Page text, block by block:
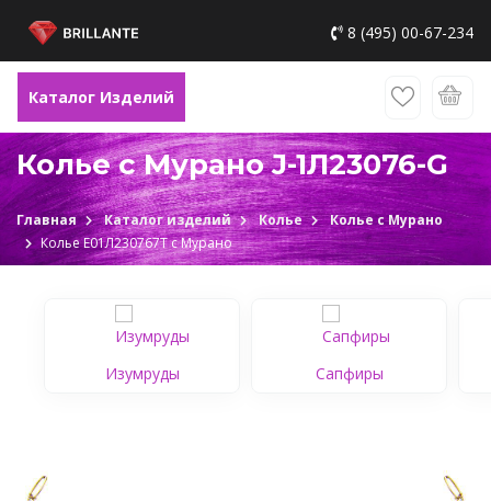
8 (495) 00-67-234
Каталог Изделий
Колье с Мурано J-1Л23076-G
Главная Каталог изделий Колье
Колье с Мурано
Колье Е01Л230767Т c Мурано
Изумруды Сапфиры